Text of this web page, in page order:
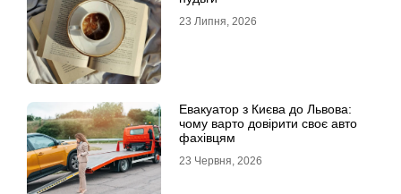
23 Липня, 2026
Евакуатор з Києва до Львова:
чому варто довірити своє авто
фахівцям
23 Червня, 2026